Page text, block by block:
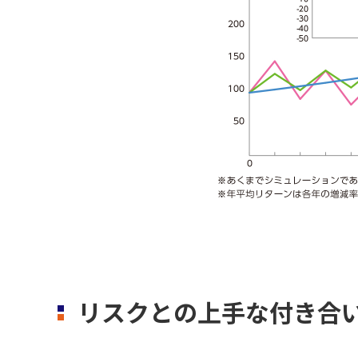
リスクとの上手な付き合